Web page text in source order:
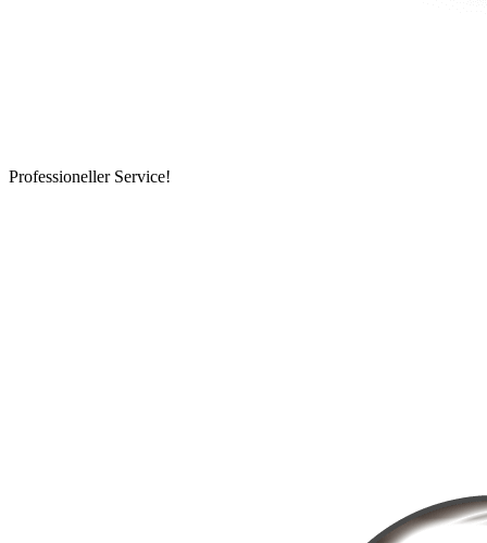
Professioneller Service!